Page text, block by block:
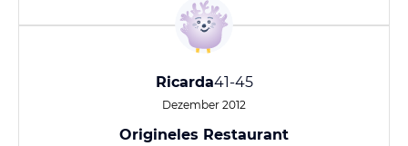
Ricarda41-45
Dezember 2012
Origineles Restaurant